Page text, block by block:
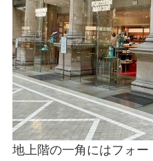
地上階の一角にはフォー